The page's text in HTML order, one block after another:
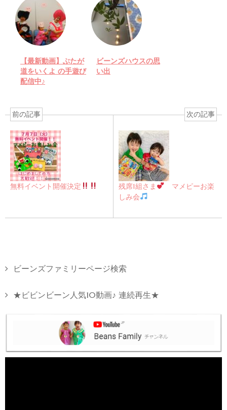
【最新動画】ぶたが
道をいくよ の手遊び
配信中♪
ビーンズハウスの思
い出
前の記事
無料イベント開催決定
次の記事
残席1組さま
マメピーお楽
しみ会
ビーンズファミリーページ検索
★ビビンビーン人気10動画♪ 連続再生★